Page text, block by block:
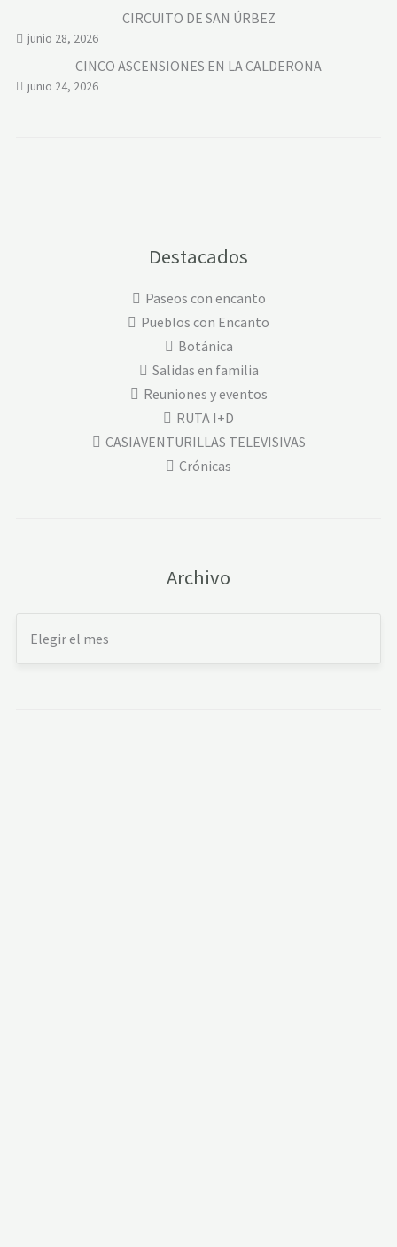
CIRCUITO DE SAN ÚRBEZ
junio 28, 2026
CINCO ASCENSIONES EN LA CALDERONA
junio 24, 2026
Destacados
Paseos con encanto
Pueblos con Encanto
Botánica
Salidas en familia
Reuniones y eventos
RUTA I+D
CASIAVENTURILLAS TELEVISIVAS
Crónicas
Archivo